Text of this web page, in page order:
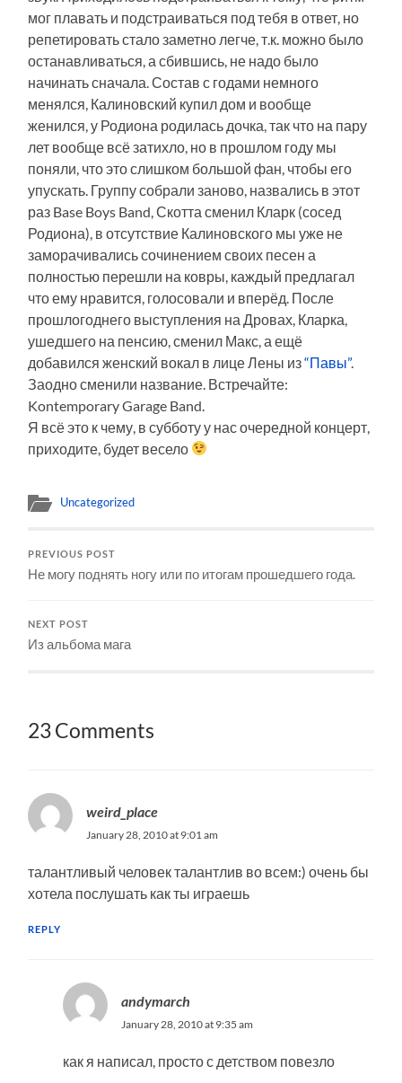
мог плавать и подстраиваться под тебя в ответ, но
репетировать стало заметно легче, т.к. можно было
останавливаться, а сбившись, не надо было
начинать сначала. Состав с годами немного
менялся, Калиновский купил дом и вообще
женился, у Родиона родилась дочка, так что на пару
лет вообще всё затихло, но в прошлом году мы
поняли, что это слишком большой фан, чтобы его
упускать. Группу собрали заново, назвались в этот
раз Base Boys Band, Скотта сменил Кларк (сосед
Родиона), в отсутствие Калиновского мы уже не
заморачивались сочинением своих песен а
полностью перешли на ковры, каждый предлагал
что ему нравится, голосовали и вперёд. После
прошлогоднего выступления на Дровах, Кларка,
ушедшего на пенсию, сменил Макс, а ещё
добавился женский вокал в лице Лены из“Павы”.
Заодно сменили название. Встречайте:
Kontemporary Garage Band.
Я всё это к чему, в субботу у нас очередной концерт,
приходите, будет весело
Uncategorized
PREVIOUS POST
Не могу поднять ногу или по итогам прошедшего года.
NEXT POST
Из альбома мага
23 Comments
weird_place
January 28, 2010 at 9:01 am
талантливый человек талантлив во всем:) очень бы
хотела послушать как ты играешь
REPLY
andymarch
January 28, 2010 at 9:35 am
как я написал, просто с детством повезло